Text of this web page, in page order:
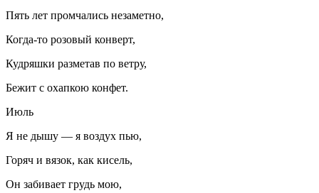
Пять лет промчались незаметно,
Когда-то розовый конверт,
Кудряшки разметав по ветру,
Бежит с охапкою конфет.
Июль
Я не дышу — я воздух пью,
Горяч и вязок, как кисель,
Он забивает грудь мою,